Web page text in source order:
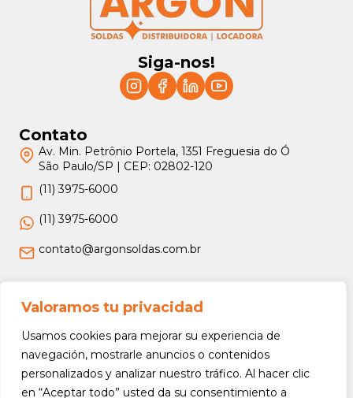
Valoramos tu privacidad
Usamos cookies para mejorar su experiencia de
navegación, mostrarle anuncios o contenidos
personalizados y analizar nuestro tráfico. Al hacer clic
en “Aceptar todo” usted da su consentimiento a
Siga-nos!
Contato
Av. Min. Petrônio Portela, 1351 Freguesia do Ó
São Paulo/SP | CEP: 02802-120
(11) 3975-6000
(11) 3975-6000
contato@argonsoldas.com.br
Jurídico
Termos e Condições
Política de Privacidade
Política de Devolução e Reembolso